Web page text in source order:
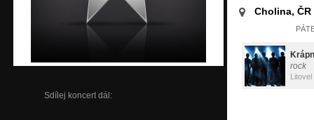
Sdílej koncert dál:
Cholina, ČR
rock
Litovel